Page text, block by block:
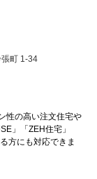
町 1-34
性の高い注文住宅や
」「ZEH住宅」
方にも対応できま